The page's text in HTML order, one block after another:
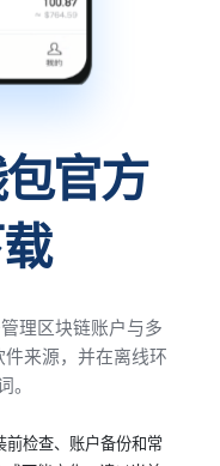
官方
理区块链账户与多
来源，并在离线环
。
检查、账户备份和常